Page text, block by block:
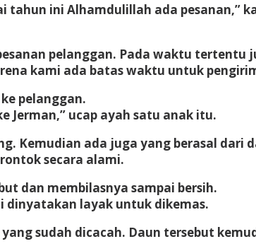
tahun ini Alhamdulillah ada pesanan,”
pelanggan. Pada waktu
kami ada batas waktu untuk
pelanggan.
Jerman,” ucap ayah satu anak itu.
Kemudian ada juga yang berasal dari
secara alami.
dan membilasnya sampai bersih.
dinyatakan layak untuk dikemas.
sudah dicacah. Daun tersebut